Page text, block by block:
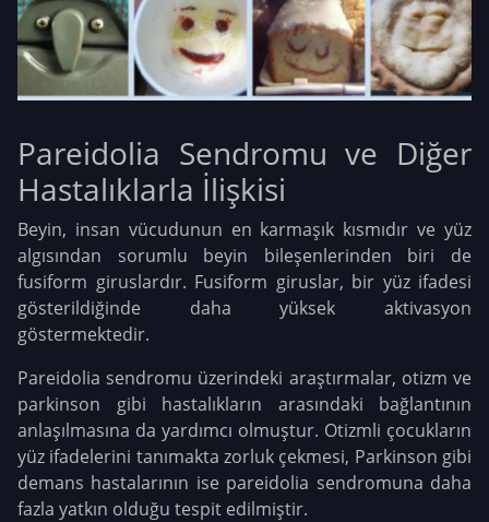
Pareidolia Sendromu ve Diğer
Hastalıklarla İlişkisi
Beyin, insan vücudunun en karmaşık kısmıdır ve yüz
algısından sorumlu beyin bileşenlerinden biri de
fusiform giruslardır. Fusiform giruslar, bir yüz ifadesi
gösterildiğinde daha yüksek aktivasyon
göstermektedir.
Pareidolia sendromu üzerindeki araştırmalar, otizm ve
parkinson gibi hastalıkların arasındaki bağlantının
anlaşılmasına da yardımcı olmuştur. Otizmli çocukların
yüz ifadelerini tanımakta zorluk çekmesi, Parkinson gibi
demans hastalarının ise pareidolia sendromuna daha
fazla yatkın olduğu tespit edilmiştir.